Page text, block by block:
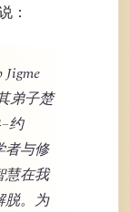
：
弟子楚
约
者与修
慧在我
脱。为